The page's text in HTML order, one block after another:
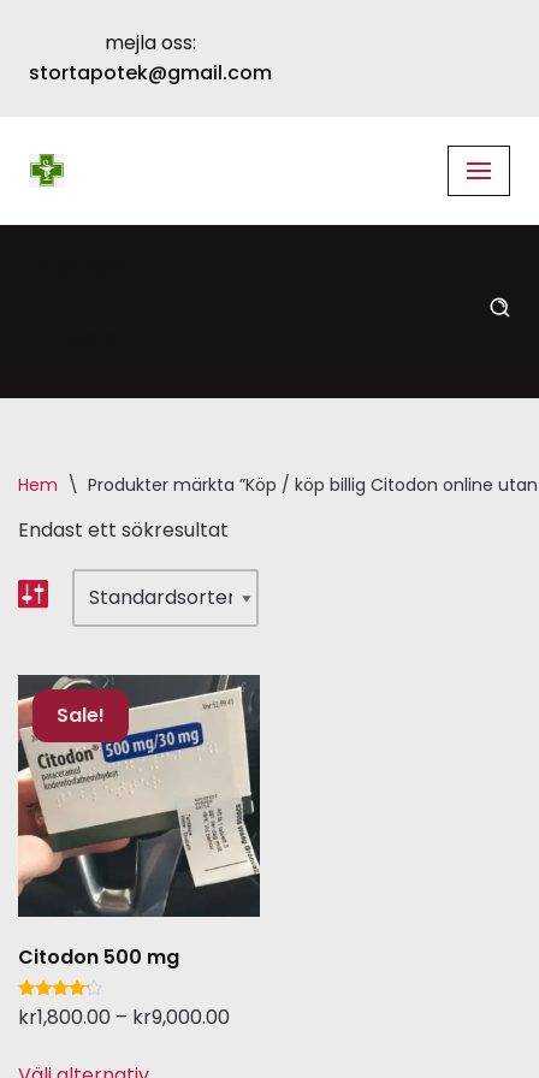
Skip
mejla oss:
stortapotek@gmail.com
Hem \ Produkter märkta ”Köp / köp billig Citodon online
Endast ett sökresultat
Sale!
Citodon 500 mg
Betygsatt
4.00
kr1,800.00 – kr9,000.00